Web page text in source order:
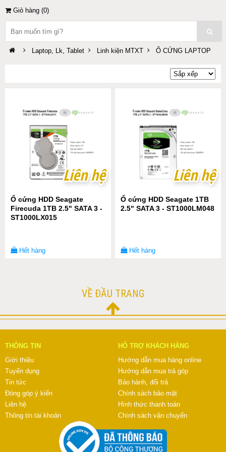
Giỏ hàng (0)
Laptop, Lk, Tablet Linh kiện MTXT Ổ CỨNG LAPTOP
Liên hệ
Liên hệ
Ổ cứng HDD Seagate
Firecuda 1TB 2.5" SATA 3 -
ST1000LX015
Hết hàng
Liên hệ
Liên hệ
Ổ cứng HDD Seagate 1TB
2.5" SATA 3 - ST1000LM048
Hết hàng
VỀ ĐẦU TRANG
THÔNG TIN
Giới thiệu
Tuyển dụng
Tin tức
Đóng góp ý kiến
Liên hệ
Thông tin tài khoản
HỖ TRỢ KHÁCH HÀNG
Hướng dẫn mua hàng online
Hướng dẫn mua trả góp
Bảo hành, đổi trả
Chính sách bảo mật
Hình thức thanh toán
Chính sách vận chuyển